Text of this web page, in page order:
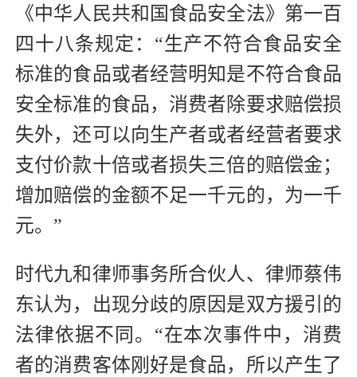
《中华人民共和国食品安全法》第一百
四十八条规定：“生产不符合食品安全
标准的食品或者经营明知是不符合食品
安全标准的食品，消费者除要求赔偿损
失外，还可以向生产者或者经营者要求
支付价款十倍或者损失三倍的赔偿金；
增加赔偿的金额不足一千元的，为一千
元。”
时代九和律师事务所合伙人、律师蔡伟
东认为，出现分歧的原因是双方援引的
法律依据不同。“在本次事件中，消费
者的消费客体刚好是食品，所以产生了